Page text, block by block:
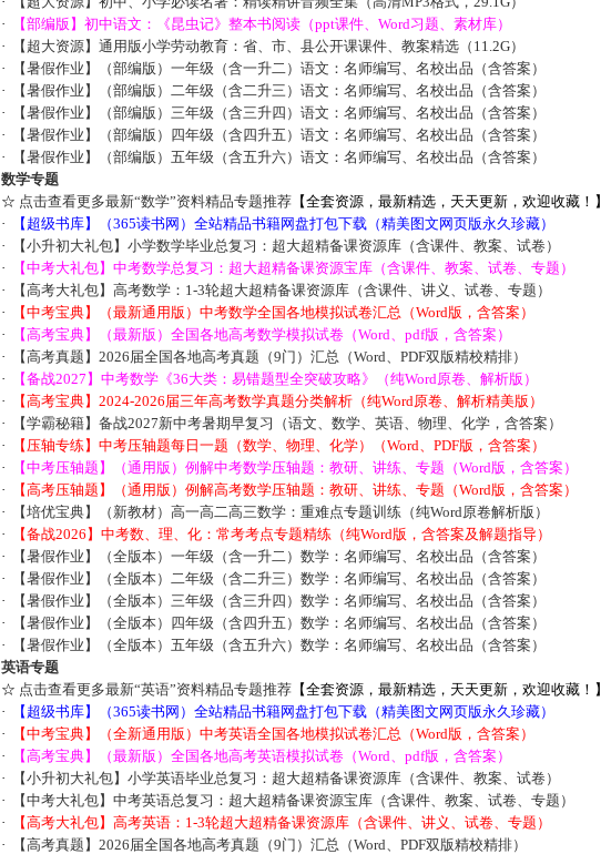
·
【部编版】初中语文：《昆虫记》整本书阅读（ppt课件、Word习题、素材库）
·
【超大资源】通用版小学劳动教育：省、市、县公开课课件、教案精选（11.2G）
·
【暑假作业】（部编版）一年级（含一升二）语文：名师编写、名校出品（含答案）
·
【暑假作业】（部编版）二年级（含二升三）语文：名师编写、名校出品（含答案）
·
【暑假作业】（部编版）三年级（含三升四）语文：名师编写、名校出品（含答案）
·
【暑假作业】（部编版）四年级（含四升五）语文：名师编写、名校出品（含答案）
·
【暑假作业】（部编版）五年级（含五升六）语文：名师编写、名校出品（含答案）
数学专题
☆ 点击查看更多最新“数学”资料精品专题推荐【全套资源，最新精选，天天更新，欢迎收藏！】
·
【超级书库】（365读书网）全站精品书籍网盘打包下载（精美图文网页版永久珍藏）
·
【小升初大礼包】小学数学毕业总复习：超大超精备课资源库（含课件、教案、试卷）
·
【中考大礼包】中考数学总复习：超大超精备课资源宝库（含课件、教案、试卷、专题）
·
【高考大礼包】高考数学：1-3轮超大超精备课资源库（含课件、讲义、试卷、专题）
·
【中考宝典】（最新通用版）中考数学全国各地模拟试卷汇总（Word版，含答案）
·
【高考宝典】（最新版）全国各地高考数学模拟试卷（Word、pdf版，含答案）
·
【高考真题】2026届全国各地高考真题（9门）汇总（Word、PDF双版精校精排）
·
【备战2027】中考数学《36大类：易错题型全突破攻略》（纯Word原卷、解析版）
·
【高考宝典】2024-2026届三年高考数学真题分类解析（纯Word原卷、解析精美版）
·
【学霸秘籍】备战2027新中考暑期早复习（语文、数学、英语、物理、化学，含答案）
·
【压轴专练】中考压轴题每日一题（数学、物理、化学）（Word、PDF版，含答案）
·
【中考压轴题】（通用版）例解中考数学压轴题：教研、讲练、专题（Word版，含答案）
·
【高考压轴题】（通用版）例解高考数学压轴题：教研、讲练、专题（Word版，含答案）
·
【培优宝典】（新教材）高一高二高三数学：重难点专题训练（纯Word原卷解析版）
·
【备战2026】中考数、理、化：常考考点专题精练（纯Word版，含答案及解题指导）
·
【暑假作业】（全版本）一年级（含一升二）数学：名师编写、名校出品（含答案）
·
【暑假作业】（全版本）二年级（含二升三）数学：名师编写、名校出品（含答案）
·
【暑假作业】（全版本）三年级（含三升四）数学：名师编写、名校出品（含答案）
·
【暑假作业】（全版本）四年级（含四升五）数学：名师编写、名校出品（含答案）
·
【暑假作业】（全版本）五年级（含五升六）数学：名师编写、名校出品（含答案）
英语专题
☆ 点击查看更多最新“英语”资料精品专题推荐【全套资源，最新精选，天天更新，欢迎收藏！】
·
【超级书库】（365读书网）全站精品书籍网盘打包下载（精美图文网页版永久珍藏）
·
【中考宝典】（全新通用版）中考英语全国各地模拟试卷汇总（Word版，含答案）
·
【高考宝典】（最新版）全国各地高考英语模拟试卷（Word、pdf版，含答案）
·
【小升初大礼包】小学英语毕业总复习：超大超精备课资源库（含课件、教案、试卷）
·
【中考大礼包】中考英语总复习：超大超精备课资源宝库（含课件、教案、试卷、专题）
·
【高考大礼包】高考英语：1-3轮超大超精备课资源库（含课件、讲义、试卷、专题）
·
【高考真题】2026届全国各地高考真题（9门）汇总（Word、PDF双版精校精排）